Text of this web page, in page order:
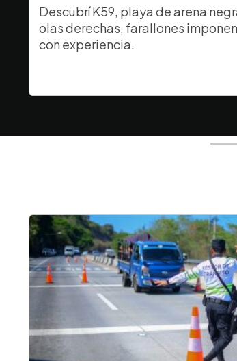
Descubrí K59, playa de arena
olas derechas, farallones
con experiencia.